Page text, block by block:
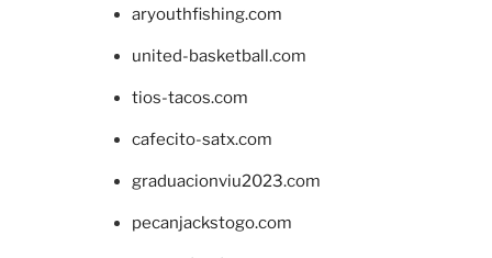
aryouthfishing.com
united-basketball.com
tios-tacos.com
cafecito-satx.com
graduacionviu2023.com
pecanjackstogo.com